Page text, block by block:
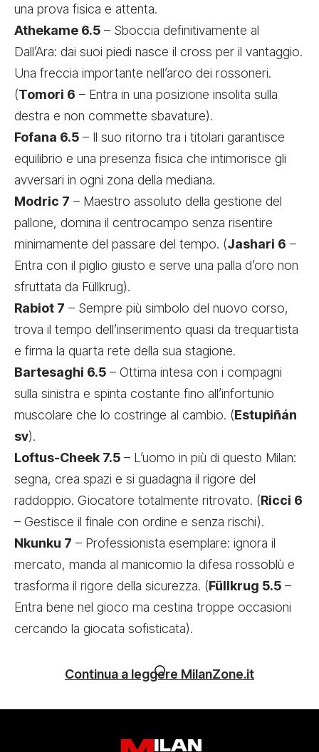
una prova fisica e attenta.
Athekame 6.5 – Sboccia definitivamente al
Dall’Ara: dai suoi piedi nasce il cross per il vantaggio.
Una freccia importante nell’arco dei rossoneri.
(Tomori 6 – Entra in una posizione insolita sulla
destra e non commette sbavature).
Fofana 6.5 – Il suo ritorno tra i titolari garantisce
equilibrio e una presenza fisica che intimorisce gli
avversari in ogni zona della mediana.
Modric 7 – Maestro assoluto della gestione del
pallone, domina il centrocampo senza risentire
minimamente del passare del tempo. (Jashari 6 –
Entra con il piglio giusto e serve una palla d’oro non
sfruttata da Füllkrug).
Rabiot 7 – Sempre più simbolo del nuovo corso,
trova il tempo dell’inserimento quasi da trequartista
e firma la quarta rete della sua stagione.
Bartesaghi 6.5 – Ottima intesa con i compagni
sulla sinistra e spinta costante fino all’infortunio
muscolare che lo costringe al cambio. (Estupiñán
sv).
Loftus-Cheek 7.5 – L’uomo in più di questo Milan:
segna, crea spazi e si guadagna il rigore del
raddoppio. Giocatore totalmente ritrovato. (Ricci 6
– Gestisce il finale con ordine e senza rischi).
Nkunku 7 – Professionista esemplare: ignora il
mercato, manda al manicomio la difesa rossoblù e
trasforma il rigore della sicurezza. (Füllkrug 5.5 –
Entra bene nel gioco ma cestina troppe occasioni
cercando la giocata sofisticata).
Continua a leggere MilanZone.it